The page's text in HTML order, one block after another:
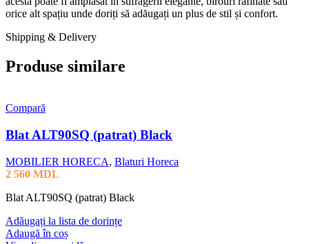
orice alt spațiu unde doriți să adăugați un plus de stil și confort.
Shipping & Delivery
Produse similare
Compară
Blat ALT90SQ (patrat) Black
MOBILIER HORECA, Blaturi Horeca
2 560 MDL
Blat ALT90SQ (patrat) Black
Adăugați la lista de dorințe
Adaugă în coș